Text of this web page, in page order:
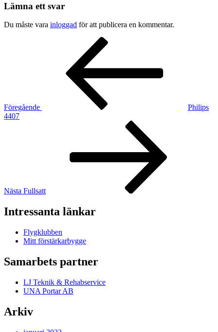
Lämna ett svar
Du måste vara inloggad för att publicera en kommentar.
Inläggsnavigering
Föregående
Philips
4407
Nästa Fullsatt
Intressanta länkar
Flygklubben
Mitt förstärkarbygge
Samarbets partner
LJ Teknik & Rehabservice
UNA Portar AB
Arkiv